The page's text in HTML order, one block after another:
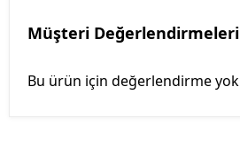
Müşteri Değerlendirmeleri
Bu ürün için değerlendirme yok